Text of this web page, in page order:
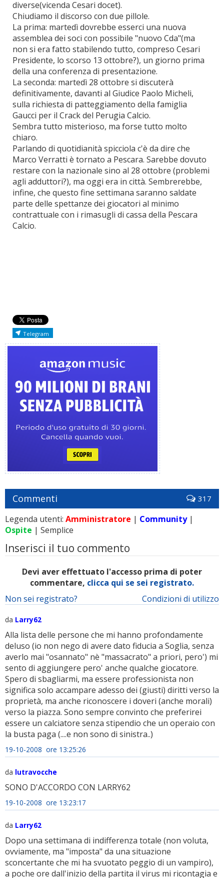
diverse(vicenda Cesari docet).
Chiudiamo il discorso con due pillole.
La prima: martedì dovrebbe esserci una nuova
assemblea dei soci con possibile "nuovo Cda"(ma
non si era fatto stabilendo tutto, compreso Cesari
Presidente, lo scorso 13 ottobre?), un giorno prima
della una conferenza di presentazione.
La seconda: martedì 28 ottobre si discuterà
definitivamente, davanti al Giudice Paolo Micheli,
sulla richiesta di patteggiamento della famiglia
Gaucci per il Crack del Perugia Calcio.
Sembra tutto misterioso, ma forse tutto molto
chiaro.
Parlando di quotidianità spicciola c'è da dire che
Marco Verratti è tornato a Pescara. Sarebbe dovuto
restare con la nazionale sino al 28 ottobre (problemi
agli adduttori?), ma oggi era in città. Sembrerebbe,
infine, che questo fine settimana saranno saldate
parte delle spettanze dei giocatori al minimo
contrattuale con i rimasugli di cassa della Pescara
Calcio.
Telegram
Commenti 317
Legenda utenti: Amministratore | Community|
Ospite | Semplice
Inserisci il tuo commento
Devi aver effettuato l'accesso prima di poter
commentare, clicca qui se sei registrato.
Condizioni di utilizzo
Non sei registrato?
da Larry62
Alla lista delle persone che mi hanno profondamente
deluso (io non nego di avere dato fiducia a Soglia, senza
averlo mai "osannato" nè "massacrato" a priori, pero') mi
sento di aggiungere pero' anche qualche giocatore.
Spero di sbagliarmi, ma essere professionista non
significa solo accampare adesso dei (giusti) diritti verso la
proprietà, ma anche riconoscere i doveri (anche morali)
verso la piazza. Sono sempre convinto che preferirei
essere un calciatore senza stipendio che un operaio con
la busta paga (....e non sono di sinistra..)
19-10-2008 ore 13:25:26
da lutravocche
SONO D'ACCORDO CON LARRY62
19-10-2008 ore 13:23:17
da Larry62
Dopo una settimana di indifferenza totale (non voluta,
ovviamente, ma "imposta" da una situazione
sconcertante che mi ha svuotato peggio di un vampiro),
a poche ore dall'inizio della partita il virus mi ricontagia e